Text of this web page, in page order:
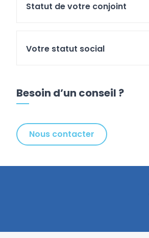
Statut de votre conjoint
Votre statut social
Besoin d’un conseil ?
Nous contacter